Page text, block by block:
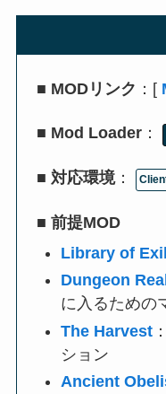
■ MODリンク ：[
■ Mod Loader ：
■対応環境：
■前提MOD
Library of
Dungeon
に入るための
The Harvest
ション
Ancient